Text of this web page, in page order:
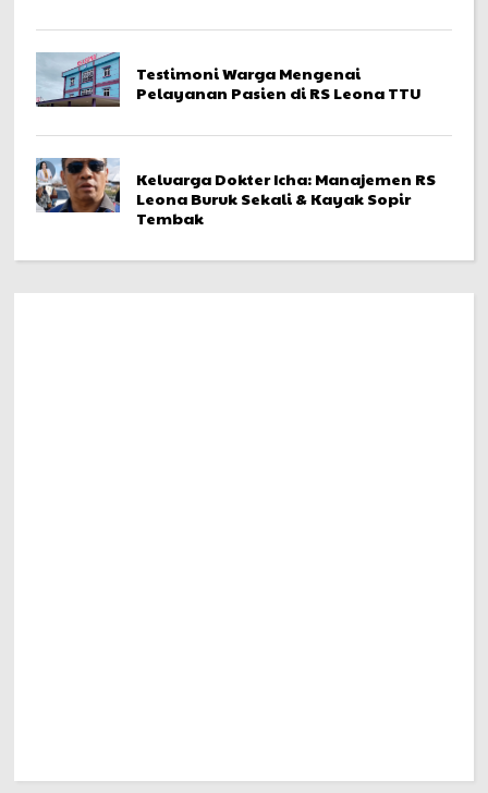
Testimoni Warga Mengenai
Pelayanan Pasien di RS Leona TTU
Keluarga Dokter Icha: Manajemen RS
Leona Buruk Sekali & Kayak Sopir
Tembak